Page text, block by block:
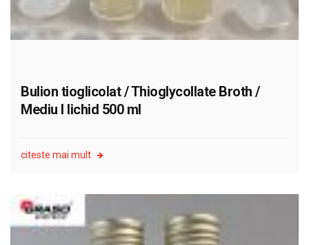
Bulion tioglicolat / Thioglycollate Broth /
Mediu I lichid 500 ml
citeste mai mult